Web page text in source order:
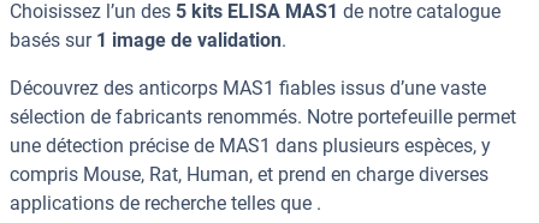
Choisissez l’un des 5 kits ELISA MAS1 de notre catalogue
basés sur 1 image de validation.
Découvrez des anticorps MAS1 fiables issus d’une vaste
sélection de fabricants renommés. Notre portefeuille permet
une détection précise de MAS1 dans plusieurs espèces, y
compris Mouse, Rat, Human, et prend en charge diverses
applications de recherche telles que .